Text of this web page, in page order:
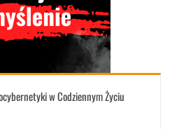
w Codziennym Życiu